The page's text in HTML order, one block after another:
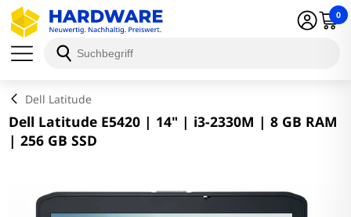
0
Dell Latitude
Dell Latitude E5420 | 14" | i3-2330M | 8 GB RAM
| 256 GB SSD
Schließen